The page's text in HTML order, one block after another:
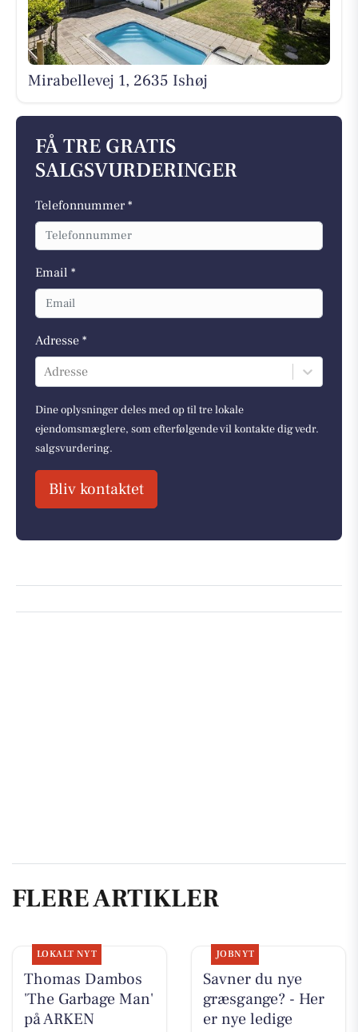
Mirabellevej 1, 2635 Ishøj
FÅ TRE GRATIS
SALGSVURDERINGER
Telefonnummer *
Email *
Adresse *
Adresse
Dine oplysninger deles med op til tre lokale
ejendomsmæglere, som efterfølgende vil kontakte dig vedr.
salgsvurdering.
Bliv kontaktet
FLERE ARTIKLER
LOKALT NYT
Thomas Dambos
'The Garbage Man'
på ARKEN
JOBNYT
Savner du nye
græsgange? - Her
er nye ledige